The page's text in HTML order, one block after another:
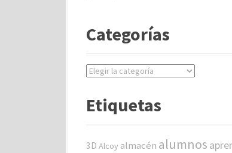
Categorías
C
e
r
Etiquetas
3D Alcoy almacén alumnos